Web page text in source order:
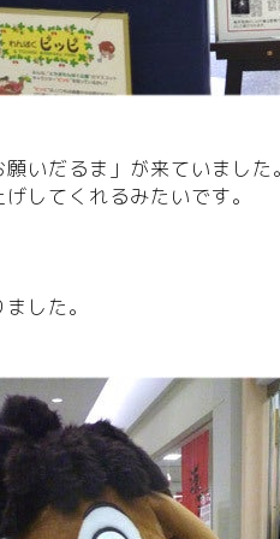
いだるま」が来ていました
してくれるみたいです。
した。